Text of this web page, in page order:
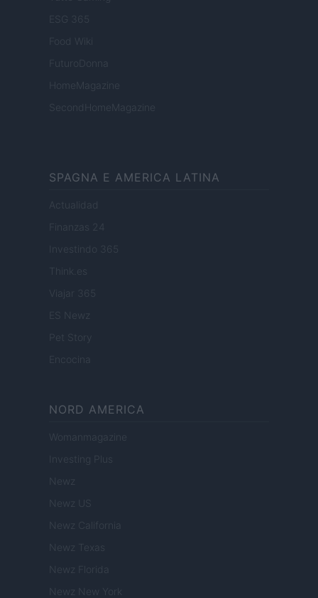
ESG 365
Food Wiki
FuturoDonna
HomeMagazine
SecondHomeMagazine
SPAGNA E AMERICA LATINA
Actualidad
Finanzas 24
Investindo 365
Think.es
Viajar 365
ES Newz
Pet Story
Encocina
NORD AMERICA
Womanmagazine
Investing Plus
Newz
Newz US
Newz California
Newz Texas
Newz Florida
Newz New York